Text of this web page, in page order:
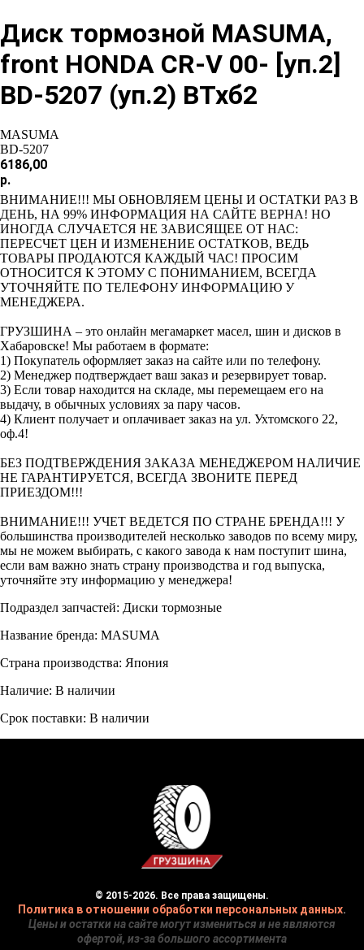
Диск тормозной MASUMA,
front HONDA CR-V 00- [уп.2]
BD-5207 (уп.2) ВТхб2
MASUMA
BD-5207
6186,00
р.
ВНИМАНИЕ!!! МЫ ОБНОВЛЯЕМ ЦЕНЫ И ОСТАТКИ РАЗ В
ДЕНЬ, НА 99% ИНФОРМАЦИЯ НА САЙТЕ ВЕРНА! НО
ИНОГДА СЛУЧАЕТСЯ НЕ ЗАВИСЯЩЕЕ ОТ НАС:
ПЕРЕСЧЕТ ЦЕН И ИЗМЕНЕНИЕ ОСТАТКОВ, ВЕДЬ
ТОВАРЫ ПРОДАЮТСЯ КАЖДЫЙ ЧАС! ПРОСИМ
ОТНОСИТСЯ К ЭТОМУ С ПОНИМАНИЕМ, ВСЕГДА
УТОЧНЯЙТЕ ПО ТЕЛЕФОНУ ИНФОРМАЦИЮ У
МЕНЕДЖЕРА.
ГРУЗШИНА – это онлайн мегамаркет масел, шин и дисков в
Хабаровске! Мы работаем в формате:
1) Покупатель оформляет заказ на сайте или по телефону.
2) Менеджер подтверждает ваш заказ и резервирует товар.
3) Если товар находится на складе, мы перемещаем его на
выдачу, в обычных условиях за пару часов.
4) Клиент получает и оплачивает заказ на ул. Ухтомского 22,
оф.4!
БЕЗ ПОДТВЕРЖДЕНИЯ ЗАКАЗА МЕНЕДЖЕРОМ НАЛИЧИЕ
НЕ ГАРАНТИРУЕТСЯ, ВСЕГДА ЗВОНИТЕ ПЕРЕД
ПРИЕЗДОМ!!!
ВНИМАНИЕ!!! УЧЕТ ВЕДЕТСЯ ПО СТРАНЕ БРЕНДА!!! У
большинства производителей несколько заводов по всему миру,
мы не можем выбирать, с какого завода к нам поступит шина,
если вам важно знать страну производства и год выпуска,
уточняйте эту информацию у менеджера!
Подраздел запчастей: Диски тормозные
Название бренда: MASUMA
Страна производства: Япония
Наличие: В наличии
Срок поставки: В наличии
© 2015-2026. Все права защищены.
Политика в отношении обработки персональных данных.
Цены и остатки на сайте могут измениться и не являются
офертой, из-за большого ассортимента